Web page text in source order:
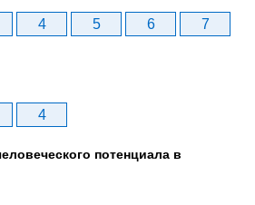
4 5 6 7
4
потенциала в